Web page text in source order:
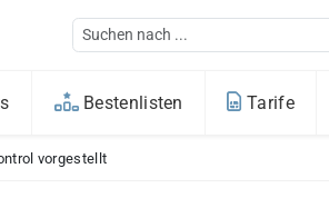
Bestenlisten Tarife
vorgestellt